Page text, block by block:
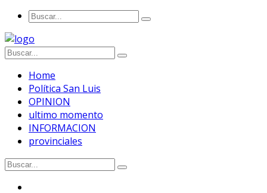
Home
Política San Luis
OPINION
ultimo momento
INFORMACION
provinciales